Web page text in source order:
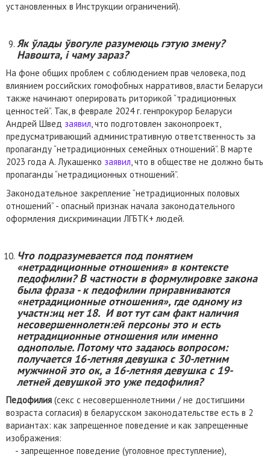
установленных в Инструкции ограничений).
Як ўлады ўвогуле разумеюць гэтую змену?
Навошта, і чаму зараз?
На фоне общих проблем с соблюдением прав человека, под
влиянием российских гомофобных нарративов, власти Беларуси
также начинают оперировать риторикой “традиционных
ценностей”. Так, в феврале 2024 г. генпрокурор Беларуси
Андрей Швед заявил, что подготовлен законопроект,
предусматривающий административную ответственность за
пропаганду “нетрадиционных семейных отношений”. В марте
2023 года А. Лукашенко заявил, что в обществе не должно быть
пропаганды “нетрадиционных отношений”.
Законодательное закрепление “нетрадиционных половых
отношений” - опасный признак начала законодательного
оформления дискриминации ЛГБТК+ людей.
Что подразумевается под понятием
«нетрадиционные отношения» в контексте
педофилии? В частности в формулировке закона
была фраза - к педофилии приравниваются
«нетрадиционные отношения», где одному из
участн:иц нет 18. И вот тут сам факт наличия
несовершеннолетн:ей персоны это и есть
нетрадиционные отношения или именно
однополые. Потому что задаюсь вопросом:
получается 16-летняя девушка с 30-летним
мужчиной это ок, а 16-летняя девушка с 19-
летней девушкой это уже педофилия?
Педофилия (секс с несовершеннолетними / не достигшими
возраста согласия) в беларусском законодательстве есть в 2
вариантах: как запрещенное поведение и как запрещенные
изображения:
- запрещенное поведение (уголовное преступление),